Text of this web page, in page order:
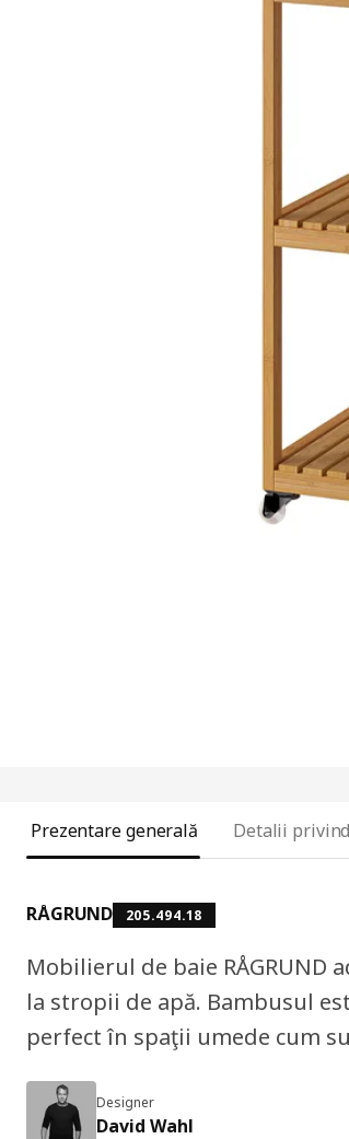
Image zoomed out, normal
Prezentare generală Detalii
RÅGRUND 205.494.18
Mobilierul de baie RÅGRUND
la stropii de apă. Bambusul
perfect în spaţii umede cum
Designer
David Wahl